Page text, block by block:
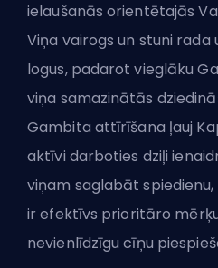
ielaušanās orientētajās
Viņa vairogs un stuni rada
logus, padarot vieglāku
viņa samazinātās
Gambita attīrīšana ļauj
aktīvi darboties dziļi
viņam saglabāt
ir efektīvs prioritāro
nevienlīdzīgu cīņu